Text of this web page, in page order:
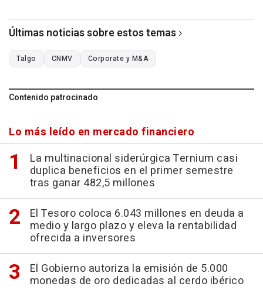
Últimas noticias sobre estos temas
Talgo CNMV Corporate y M&A
Contenido patrocinado
Lo más leído en mercado financiero
La multinacional siderúrgica Ternium casi
duplica beneficios en el primer semestre
tras ganar 482,5 millones
El Tesoro coloca 6.043 millones en deuda a
medio y largo plazo y eleva la rentabilidad
ofrecida a inversores
El Gobierno autoriza la emisión de 5.000
monedas de oro dedicadas al cerdo ibérico